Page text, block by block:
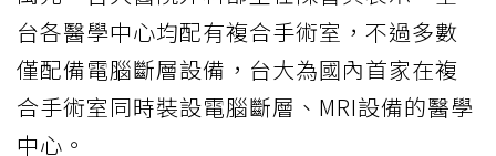
台各醫學中心均配有複合手術室，不過多數
僅配備電腦斷層設備，台大為國內首家在複
合手術室同時裝設電腦斷層、MRI設備的醫學
中心。